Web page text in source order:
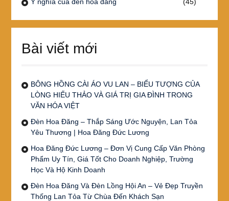
Bài viết mới
BÔNG HỒNG CÀI ÁO VU LAN – BIỂU TƯỢNG CỦA
LÒNG HIẾU THẢO VÀ GIÁ TRỊ GIA ĐÌNH TRONG
VĂN HÓA VIỆT
Đèn Hoa Đăng – Thắp Sáng Ước Nguyện, Lan Tỏa
Yêu Thương | Hoa Đăng Đức Lương
Hoa Đăng Đức Lương – Đơn Vị Cung Cấp Văn Phòng
Phẩm Uy Tín, Giá Tốt Cho Doanh Nghiệp, Trường
Học Và Hộ Kinh Doanh
Đèn Hoa Đăng Và Đèn Lồng Hội An – Vẻ Đẹp Truyền
Thống Lan Tỏa Từ Chùa Đến Khách Sạn